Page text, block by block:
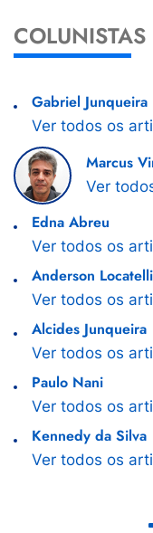
COLUNISTAS
Gabriel Junqueira
Ver todos os
Marcus
Ver
Edna Abreu
Ver todos os
Anderson Locatelli
Ver todos os
Alcides Junqueira
Ver todos os
Paulo Nani
Ver todos os
Kennedy da Silva
Ver todos os